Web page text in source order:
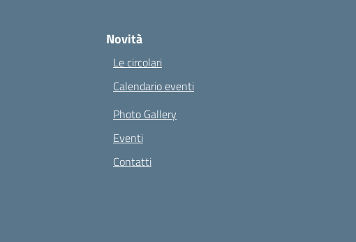
Novità
Le circolari
Calendario eventi
Photo Gallery
Eventi
Contatti